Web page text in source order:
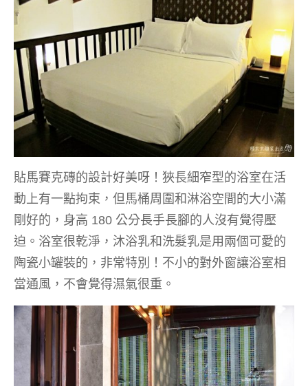
貼馬賽克磚的設計好美呀！狹長細窄型的浴室在活
動上有一點拘束，但馬桶周圍和淋浴空間的大小滿
剛好的，身高 180 公分長手長腳的人沒有覺得壓
迫。浴室很乾淨，沐浴乳和洗髮乳是用兩個可愛的
陶瓷小罐裝的，非常特別！不小的對外窗讓浴室相
當通風，不會覺得濕氣很重。